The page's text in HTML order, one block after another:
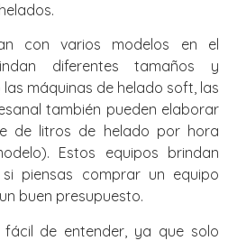
con varios modelos en el
diferentes tamaños y
máquinas de helado soft, las
también pueden elaborar
de litros de helado por hora
Estos equipos brindan
piensas comprar un equipo
buen presupuesto.
de entender, ya que solo